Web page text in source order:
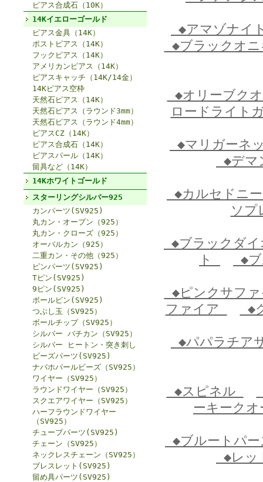
ピアス合成石（10K）
14Kイエローゴールド
ピアス金具（14K）
ポストピアス（14K）
フックピアス（14K）
アメリカンピアス（14K）
ピアスキャッチ（14K/14金）
14Kピアス空枠
天然石ピアス（14K）
天然石ピアス（ラウンド3mm）
天然石ピアス（ラウンド4mm）
ピアスCZ（14K）
ピアス合成石（14K）
ピアスパール（14K）
留具など（14K）
14Kホワイトゴールド
スターリングシルバー925
カンパーツ(SV925)
丸カン・オープン（925）
丸カン・クローズ（925）
オーバルカン（925）
二重カン・その他（925）
ピンパーツ(SV925)
Tピン(SV925)
9ピン(SV925)
ボールピン(SV925)
つぶし玉（SV925）
ボールチップ（SV925）
シルバー バチカン（SV925）
シルバー ヒートン・突き刺し
ビーズパーツ(SV925)
ナバホパールビーズ（SV925）
ワイヤー（SV925）
ラウンドワイヤー（SV925）
スクエアワイヤー（SV925）
ハーフラウンドワイヤー
（SV925）
チューブパーツ(SV925)
チェーン（SV925）
ネックレスチェーン（SV925）
ブレスレット(SV925)
留め具パーツ(SV925)
◆アマゾナイ
◆ブラックオ
◆オリーブク
ロードライト
◆マリガーネ
◆デマ
◆カルセドニ
ソ
◆ブラックダ
ト
◆
◆ピンクサフ
ファイア
◆
◆パパラチア
◆スピネル
ーキーク
◆ブルートパ
◆レ